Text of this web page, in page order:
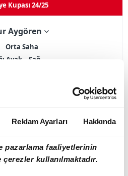
Reklam Ayarları Hakkında
pazarlama faaliyetlerinin
kullanılmaktadır.
Kupası 24/25
Aygören
Orta Saha
Ayak
Sağ
Oynama İlk 11
Kırmızı Kart 0